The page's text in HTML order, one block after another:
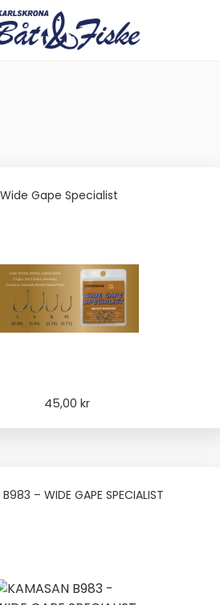
Gape Specialist
45,00 kr
– WIDE GAPE SPECIALIST